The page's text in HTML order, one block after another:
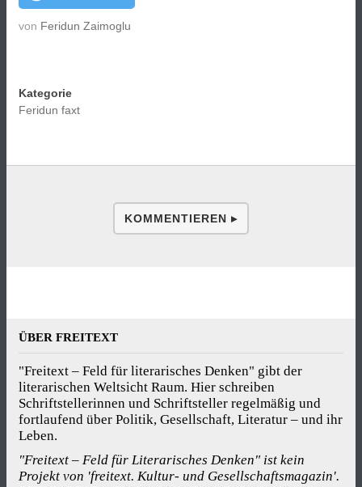
von Feridun Zaimoglu
Kategorie
Feridun faxt
KOMMENTIEREN ▸
ÜBER FREITEXT
"Freitext – Feld für literarisches Denken" gibt der
literarischen Weltsicht Raum. Hier schreiben
Schriftstellerinnen und Schriftsteller regelmäßig und
fortlaufend über Politik, Gesellschaft, Literatur – und ihr
Leben.
"Freitext – Feld für Literarisches Denken" ist kein
Projekt von 'freitext. Kultur- und Gesellschaftsmagazin'.